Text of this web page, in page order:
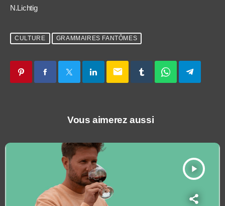
N.Lichtig
CULTURE GRAMMAIRES FANTÔMES
email
Vous aimerez aussi
play_arrow